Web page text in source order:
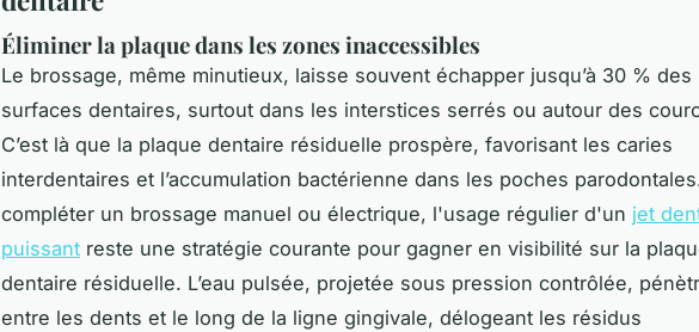
Éliminer la plaque dans les zones inaccessibles
Le brossage, même minutieux, laisse souvent échapper jusqu’à 30 % des
surfaces dentaires, surtout dans les interstices serrés ou autour des
C’est là que la plaque dentaire résiduelle prospère, favorisant les caries
interdentaires et l’accumulation bactérienne dans les poches
compléter un brossage manuel ou électrique, l'usage régulier d'un jet
puissant reste une stratégie courante pour gagner en visibilité sur la
dentaire résiduelle. L’eau pulsée, projetée sous pression contrôlée,
entre les dents et le long de la ligne gingivale, délogeant les résidus